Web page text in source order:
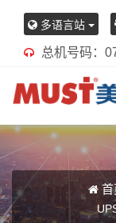
多语言站
总机号码：
首